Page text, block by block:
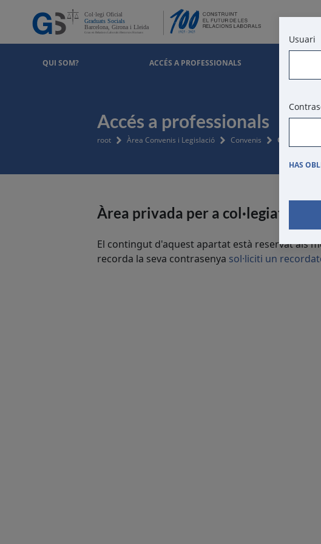
QUI SOM? ACCÉS A PROFESSIONALS
Accés a professionals
root Àrea Convenis i Legislació Convenis Ordenances
Àrea privada per a col·legiats
El contingut d'aquest apartat està reservat als
recorda la seva contrasenya sol·liciti un
Usuari
HAS